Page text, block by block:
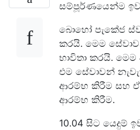
සම්පූර්ණයෙන්ම
බොහෝ පැකේජ
කරයි. මෙම
භාවිතා කරයි. මෙම
එම සේවාවන්
ආරම්භ කිරීම සහ
ආරම්භ කිරීම.
10.04 සිට යෙදුම්